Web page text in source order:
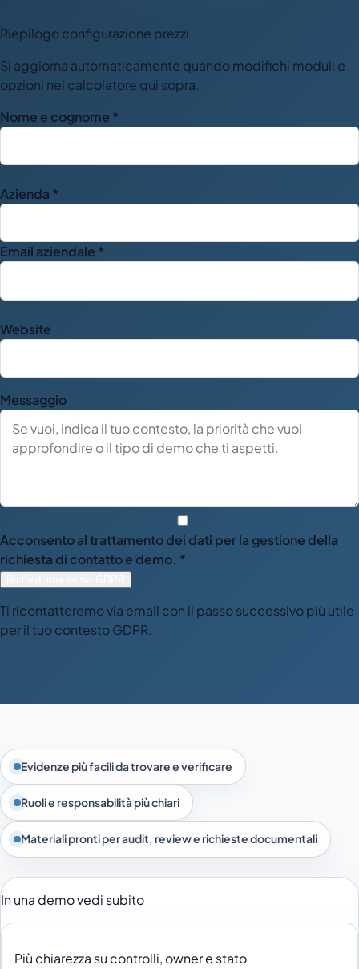
Riepilogo configurazione prezzi
Si aggiorna automaticamente quando modifichi moduli e
opzioni nel calcolatore qui sopra.
Nome e cognome *
Azienda *
Email aziendale *
Website
Messaggio
Acconsento al trattamento dei dati per la gestione della
richiesta di contatto e demo. *
Ti ricontatteremo via email con il passo successivo più utile
per il tuo contesto GDPR.
Evidenze più facili da trovare e verificare
Ruoli e responsabilità più chiari
Materiali pronti per audit, review e richieste documentali
In una demo vedi subito
Più chiarezza su controlli, owner e stato